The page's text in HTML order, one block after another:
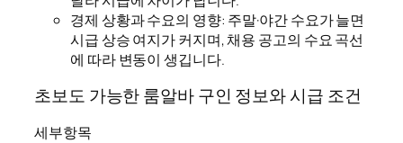
경제 상황과 수요의 영향: 주말·야간 수요가 늘면
시급 상승 여지가 커지며, 채용 공고의 수요 곡선
에 따라 변동이 생깁니다.
초보도 가능한 룸알바 구인 정보와 시급 조건
세부항목